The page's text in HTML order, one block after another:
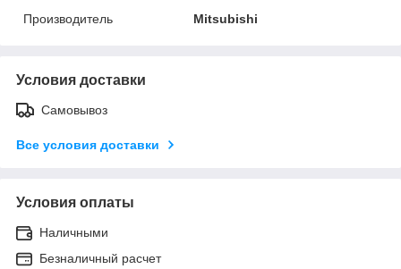
Производитель
Mitsubishi
Условия доставки
Самовывоз
Все условия доставки
Условия оплаты
Наличными
Безналичный расчет